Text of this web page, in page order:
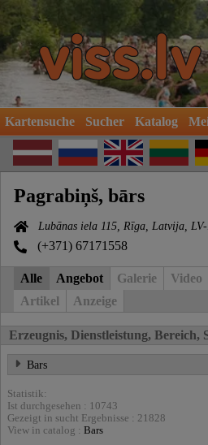
Kartensuche Sucher Katalog
Pagrabiņš, bārs
Lubānas iela 115, Rīga, Latvija,
(+371) 67171558
Alle Angebot Galerie Video
Artikel
Anzeige
Erzeugnis, Dienstleistung, Bereich,
Bars
Statistik:
Ist durchgesehen : 10743
Gezeigt in sucht Ergebnisse : 21828
View in catalog : Bars